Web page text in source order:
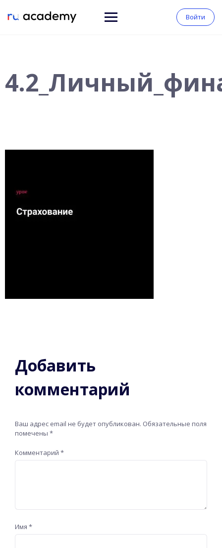
Войти
Добавить
комментарий
Ваш адрес email не будет опубликован. Обязательные поля
помечены *
Комментарий *
Имя *